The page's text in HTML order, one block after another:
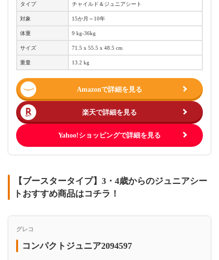
タイプ チャイルド＆ジュニアシート
対象 ‎15か月～10年
体重 ‎9 kg-‎36kg
サイズ ‎71.5 x 55.5 x 48.5 cm
重量 13.2 kg
Amazonで詳細を見る
楽天で詳細を見る
Yahoo!ショッピングで詳細を見る
【ブースタータイプ】3・4歳からのジュニアシー
トおすすめ商品はコチラ！
グレコ
コンパクトジュニア2094597